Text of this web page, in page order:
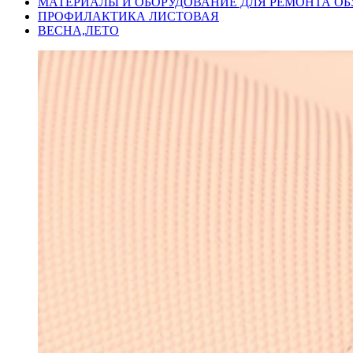
ПРОФИЛАКТИКА ЛИСТОВАЯ
ВЕСНА,ЛЕТО